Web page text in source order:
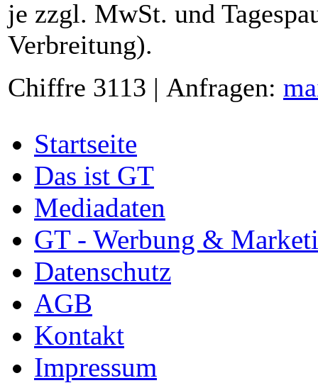
je zzgl. MwSt. und
Verbreitung).
Chiffre 3113 | Anfragen:
Startseite
Das ist GT
Mediadaten
GT - Werbung &
Datenschutz
AGB
Kontakt
Impressum